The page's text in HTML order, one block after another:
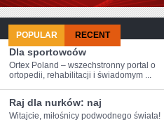
POPULAR RECENT
Dla sportowców
Ortex Poland – wszechstronny portal o
ortopedii, rehabilitacji i świadomym ...
Raj dla nurków: naj
Witajcie, miłośnicy podwodnego świata!